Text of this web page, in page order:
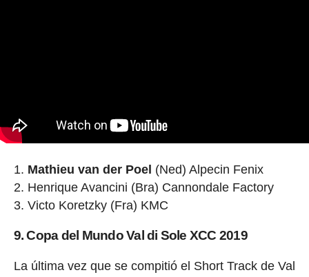
Mathieu van der Poel (Ned) Alpecin Fenix
Henrique Avancini (Bra) Cannondale Factory
Victo Koretzky (Fra) KMC
9. Copa del Mundo Val di Sole XCC 2019
La última vez que se compitió el Short Track de Val